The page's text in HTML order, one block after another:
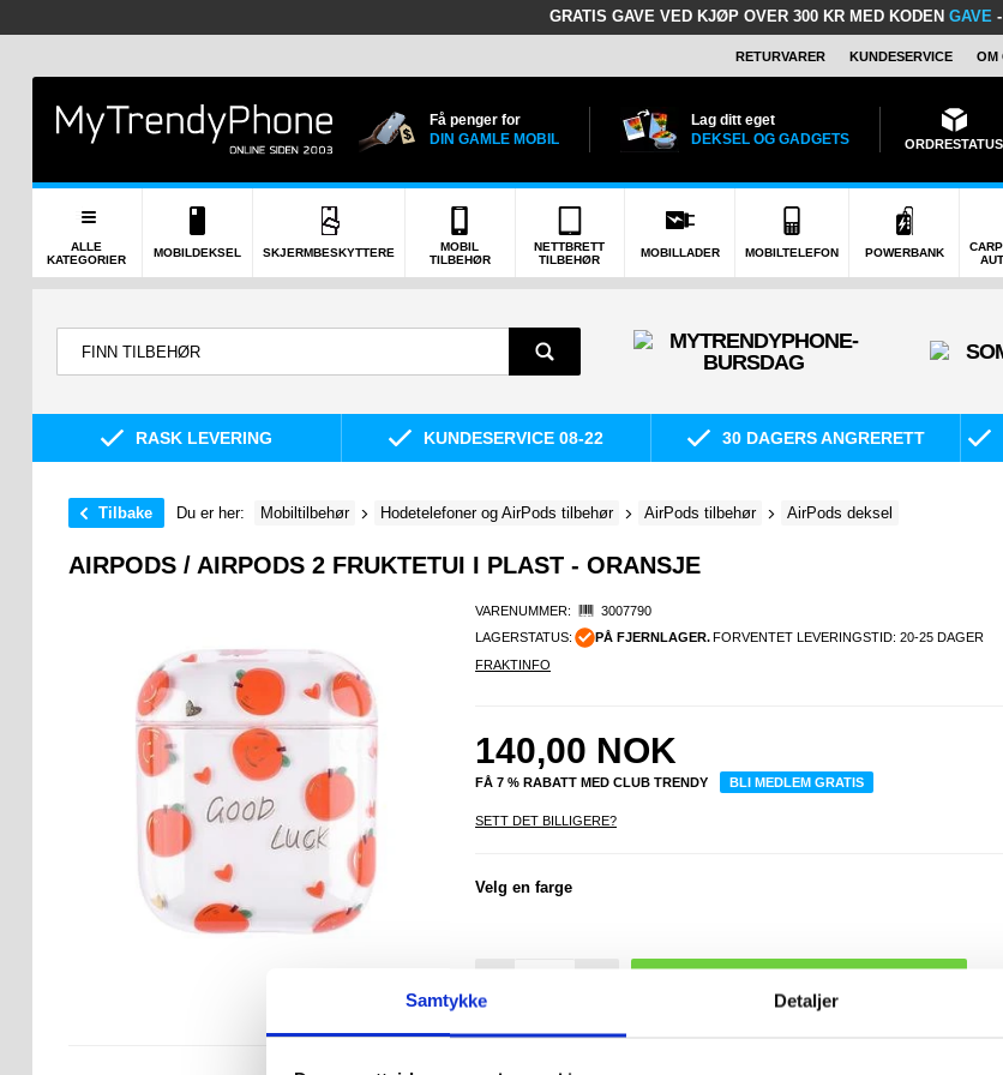
Samtykke Detaljer
GRATIS GAVE VED KJØP OVER 300 KR MED KODEN GAVE-
RETURVARER KUNDESERVICE OM
Få penger for
DIN GAMLE MOBIL
Lag ditt eget
DEKSEL OG GADGETS
ORDRESTATUS
ALLE
KATEGORIER
MOBILDEKSEL SKJERMBESKYTTERE
MOBIL
TILBEHØR
NETTBRETT
TILBEHØR
MOBILLADER MOBILTELEFON POWERBANK
RASK LEVERING KUNDESERVICE 08-22 30 DAGERS ANGRERETT
Tilbake Du er her: Mobiltilbehør Hodetelefoner og AirPods tilbehør AirPods tilbehør AirPods deksel
AIRPODS / AIRPODS 2 FRUKTETUI I PLAST - ORANSJE
VARENUMMER:
3007790
LAGERSTATUS:
PÅ FJERNLAGER. FORVENTET LEVERINGSTID: 20-25 DAGER
FRAKTINFO
140,00 NOK
FÅ 7 % RABATT MED CLUB TRENDY BLI MEDLEM GRATIS
SETT DET BILLIGERE?
Velg en farge